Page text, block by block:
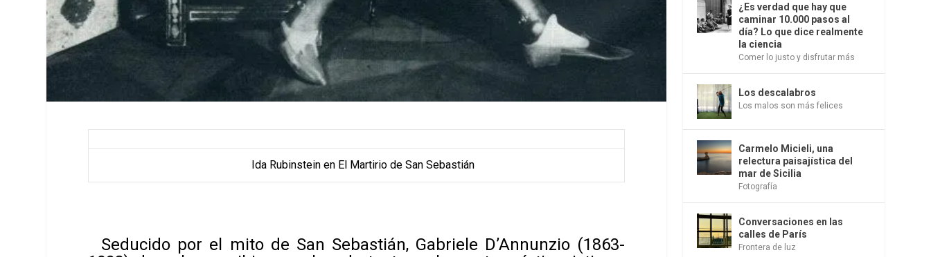
Ida Rubinstein en El Martirio de San Sebastián
Seducido por el mito de San Sebastián, Gabriele D’Annunzio (1863-
¿Es verdad que hay que
caminar 10.000 pasos al
día? Lo que dice realmente
la ciencia
Comer lo justo y disfrutar más
Los descalabros
Los malos son más felices
Carmelo Micieli, una
relectura paisajística del
mar de Sicilia
Fotografía
Conversaciones en las
calles de París
Frontera de luz